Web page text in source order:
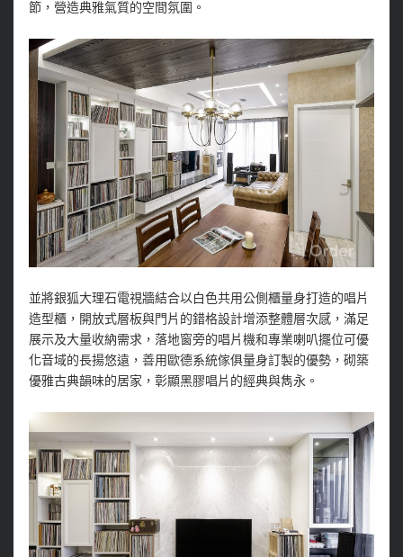
節，營造典雅氣質的空間氛圍。
並將銀狐大理石電視牆結合以白色共用公側櫃量身打造的唱片
造型櫃，開放式層板與門片的錯格設計增添整體層次感，滿足
展示及大量收納需求，落地窗旁的唱片機和專業喇叭擺位可優
化音域的長揚悠遠，善用歐德系統傢俱量身訂製的優勢，砌築
優雅古典韻味的居家，彰顯黑膠唱片的經典與雋永。